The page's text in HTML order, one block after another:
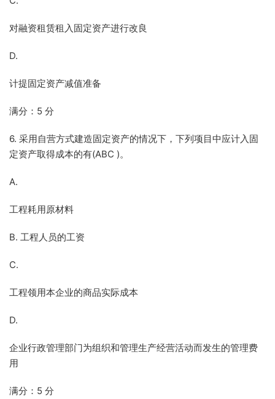
对融资租赁租入固定资产进行改良
D.
计提固定资产减值准备
满分：5 分
6. 采用自营方式建造固定资产的情况下，下列项目中应计入固
定资产取得成本的有(ABC )。
A.
工程耗用原材料
B. 工程人员的工资
C.
工程领用本企业的商品实际成本
D.
企业行政管理部门为组织和管理生产经营活动而发生的管理费
用
满分：5 分